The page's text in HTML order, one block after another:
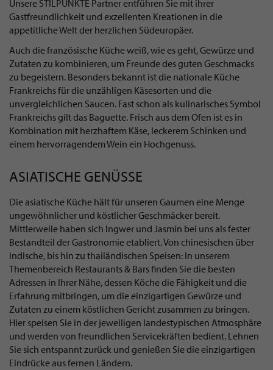
Unsere STILPUNKTE Partner entführen Sie mit ihrer
Gastfreundlichkeit und exzellenten Kreationen in die
appetitliche Welt der herzlichen Südeuropäer.
Auch die französische Küche weiß, wie es geht, Gewürze und
Zutaten zu kombinieren, um Freunde des guten Geschmacks
zu begeistern. Besonders bekannt ist die nationale Küche
Frankreichs für die unzähligen Käsesorten und die
unvergleichlichen Saucen. Fast schon als kulinarisches Symbol
Frankreichs gilt das Baguette. Frisch aus dem Ofen ist es in
Kombination mit herzhaftem Käse, leckerem Schinken und
einem hervorragendem Wein ein Hochgenuss.
ASIATISCHE GENÜSSE
Die asiatische Küche hält für unseren Gaumen eine Menge
ungewöhnlicher und köstlicher Geschmäcker bereit.
Mittlerweile haben sich Ingwer und Jasmin bei uns als fester
Bestandteil der Gastronomie etabliert. Von chinesischen über
indische, bis hin zu thailändischen Speisen: In unserem
Themenbereich Restaurants & Bars finden Sie die besten
Adressen in Ihrer Nähe, dessen Köche die Fähigkeit und die
Erfahrung mitbringen, um die einzigartigen Gewürze und
Zutaten zu einem köstlichen Gericht zusammen zu bringen.
Hier speisen Sie in der jeweiligen landestypischen Atmosphäre
und werden von freundlichen Servicekräften bedient. Lehnen
Sie sich entspannt zurück und genießen Sie die einzigartigen
Eindrücke aus fernen Ländern.